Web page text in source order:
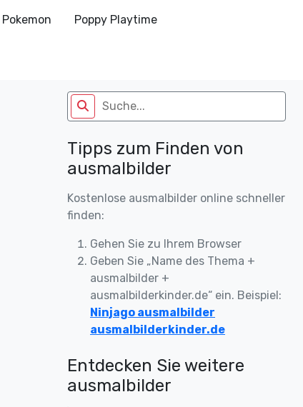
Pokemon Poppy Playtime
Tipps zum Finden von
ausmalbilder
Kostenlose ausmalbilder online schneller
finden:
Gehen Sie zu Ihrem Browser
Geben Sie „Name des Thema +
ausmalbilder +
ausmalbilderkinder.de“ ein. Beispiel:
Ninjago ausmalbilder
ausmalbilderkinder.de
Entdecken Sie weitere
ausmalbilder